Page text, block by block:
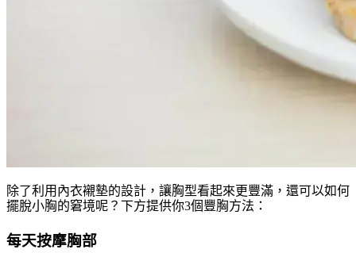
除了利用內衣襯墊的設計，讓胸型看起來更豐滿，還可以如何
擺脫小胸的窘境呢？下方提供你3個豐胸方法：
每天按摩胸部